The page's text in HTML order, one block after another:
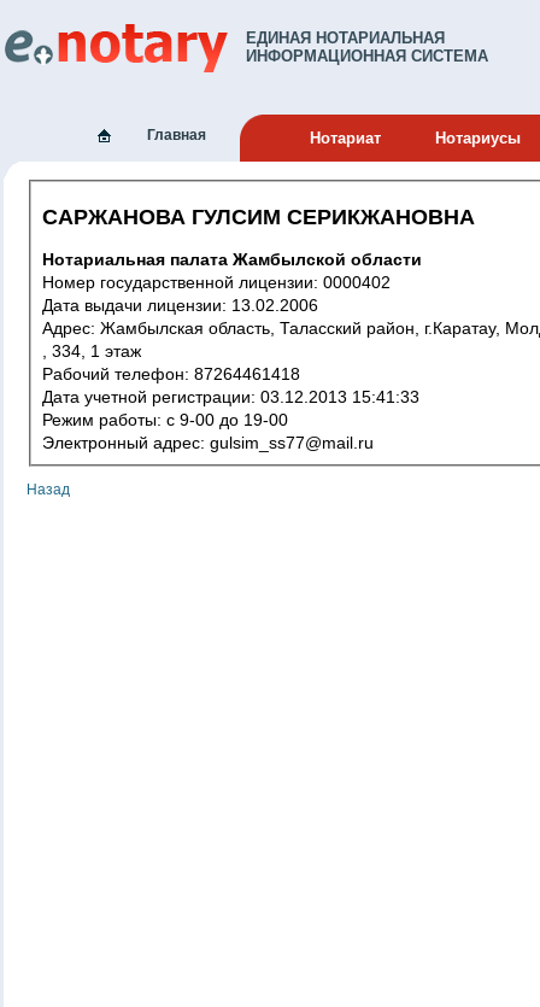
ЕДИНАЯ НОТАРИАЛЬНАЯ
ИНФОРМАЦИОННАЯ СИСТЕМА
Главная Нотариат Нотариусы
САРЖАНОВА ГУЛСИМ СЕРИКЖАНОВНА
Нотариальная палата Жамбылской области
Номер государственной лицензии: 0000402
Дата выдачи лицензии: 13.02.2006
Адрес: Жамбылская область, Таласский район, г.Каратау, Молдагулова
, 334, 1 этаж
Рабочий телефон: 87264461418
Дата учетной регистрации: 03.12.2013 15:41:33
Режим работы: с 9-00 до 19-00
Электронный адрес: gulsim_ss77@mail.ru
Назад